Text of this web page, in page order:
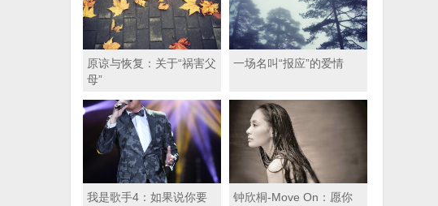
原谅与恢复：关于“祸害父
母”
一场名叫“报应”的爱情
我是歌手4：如果说你要
钟欣桐-Move On：愿你